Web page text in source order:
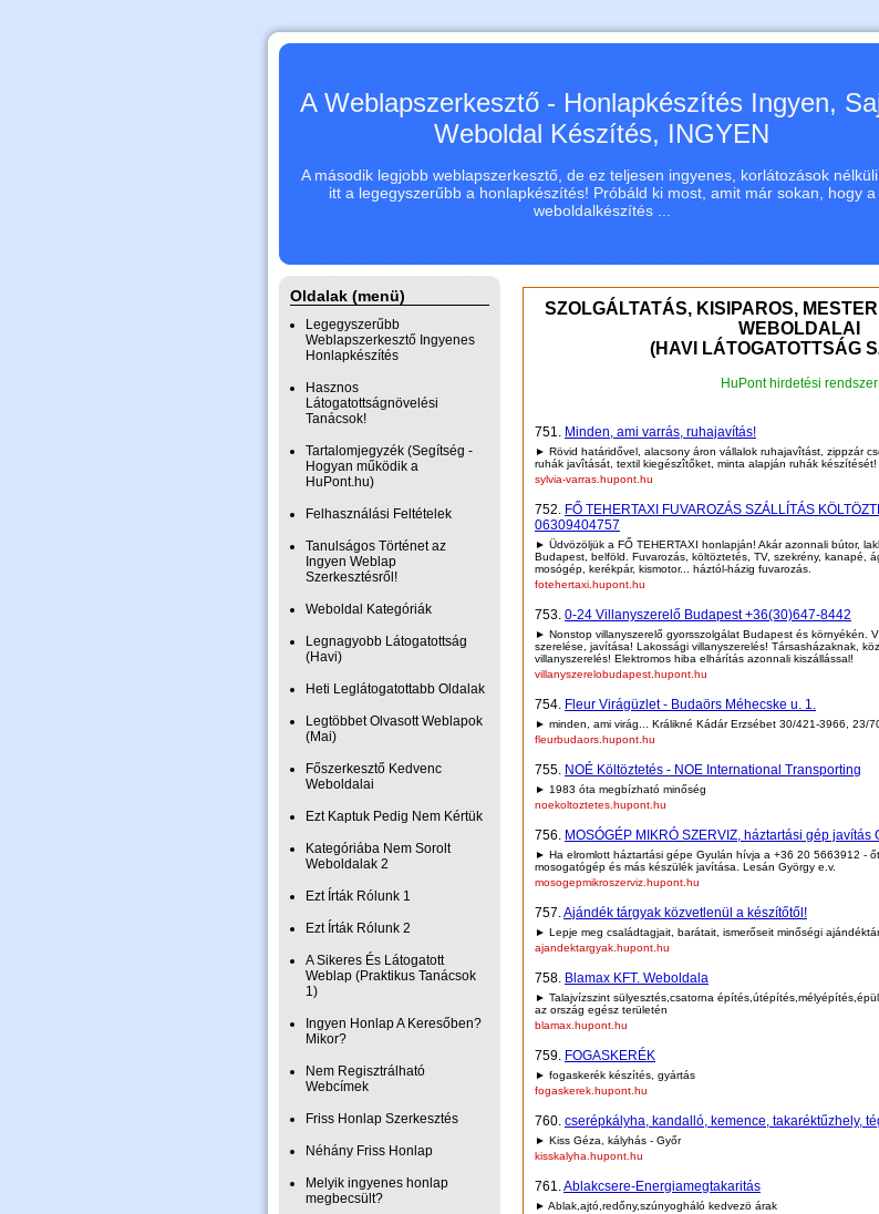
A Weblapszerkesztő - Honlapkészítés Ingyen,
Weboldal Készítés, INGYEN
A második legjobb weblapszerkesztő, de ez teljesen ingyenes, korlátozások
itt a legegyszerűbb a honlapkészítés! Próbáld ki most, amit már sokan, hogy a
weboldalkészítés ...
Oldalak (menü)
Legegyszerűbb
Weblapszerkesztő Ingyenes
Honlapkészítés
Hasznos
Látogatottságnövelési
Tanácsok!
Tartalomjegyzék (Segítség -
Hogyan működik a
HuPont.hu)
Felhasználási Feltételek
Tanulságos Történet az
Ingyen Weblap
Szerkesztésről!
Weboldal Kategóriák
Legnagyobb Látogatottság
(Havi)
Heti Leglátogatottabb Oldalak
Legtöbbet Olvasott Weblapok
(Mai)
Főszerkesztő Kedvenc
Weboldalai
Ezt Kaptuk Pedig Nem Kértük
Kategóriába Nem Sorolt
Weboldalak 2
Ezt Írták Rólunk 1
Ezt Írták Rólunk 2
A Sikeres És Látogatott
Weblap (Praktikus Tanácsok
1)
Ingyen Honlap A Keresőben?
Mikor?
Nem Regisztrálható
Webcímek
Friss Honlap Szerkesztés
Néhány Friss Honlap
Melyik ingyenes honlap
megbecsült?
SZOLGÁLTATÁS, KISIPAROS,
WEBOLDALAI
(HAVI LÁTOGATOTTSÁG
HuPont hirdetési rendszer
751. Minden, ami varrás, ruhajavítás!
► Rövid határidővel, alacsony áron vállalok ruhajavîtást, zippzár
ruhák javîtását, textil kiegészîtőket, minta alapján ruhák készítését!
sylvia-varras.hupont.hu
752. FŐ TEHERTAXI FUVAROZÁS SZÁLLÍTÁS
06309404757
► Üdvözöljük a FŐ TEHERTAXI honlapján! Akár azonnali bútor,
Budapest, belföld. Fuvarozás, költöztetés, TV, szekrény, kanapé,
mosógép, kerékpár, kismotor... háztól-házig fuvarozás.
fotehertaxi.hupont.hu
753. 0-24 Villanyszerelő Budapest +36(30)647-8442
► Nonstop villanyszerelő gyorsszolgálat Budapest és környékén.
szerelése, javítása! Lakossági villanyszerelés! Társasházaknak,
villanyszerelés! Elektromos hiba elhárítás azonnali kiszállással!
villanyszerelobudapest.hupont.hu
754. Fleur Virágüzlet - Budaörs Méhecske u. 1.
► minden, ami virág... Králikné Kádár Erzsébet 30/421-3966, 23/
fleurbudaors.hupont.hu
755. NOÉ Költöztetés - NOE International Transporting
► 1983 óta megbízható minőség
noekoltoztetes.hupont.hu
756. MOSÓGÉP MIKRÓ SZERVIZ, háztartási gép javítás
► Ha elromlott háztartási gépe Gyulán hívja a +36 20 5663912 -
mosogatógép és más készülék javítása. Lesán György e.v.
mosogepmikroszerviz.hupont.hu
757.Ajándék tárgyak közvetlenül a készítőtől!
► Lepje meg családtagjait, barátait, ismerőseit minőségi
ajandektargyak.hupont.hu
758. Blamax KFT. Weboldala
► Talajvízszint sülyesztés,csatorna
az ország egész területén
blamax.hupont.hu
759. FOGASKERÉK
► fogaskerék készítés, gyártás
fogaskerek.hupont.hu
760. cserépkályha, kandalló, kemence, takaréktűzhely,
► Kiss Géza, kályhás - Győr
kisskalyha.hupont.hu
761.Ablakcsere-Energiamegtakaritás
► Ablak,ajtó,redőny,szúnyogháló kedvezö árak